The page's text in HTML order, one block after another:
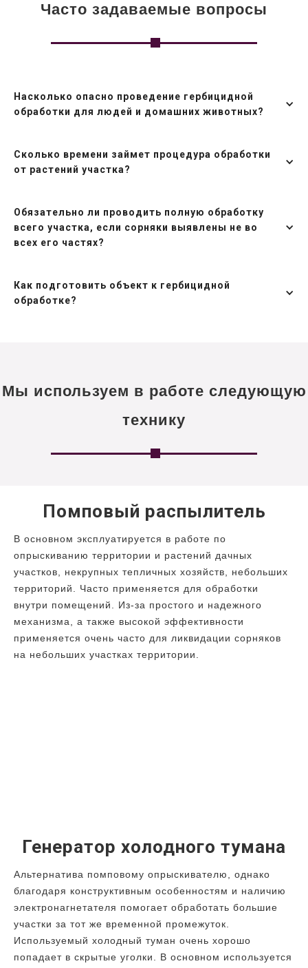
Часто задаваемые вопросы
Насколько опасно проведение гербицидной
обработки для людей и домашних животных?
Сколько времени займет процедура обработки
от растений участка?
Обязательно ли проводить полную обработку
всего участка, если сорняки выявлены не во
всех его частях?
Как подготовить объект к гербицидной
обработке?
Мы используем в работе следующую
технику
Помповый распылитель
В основном эксплуатируется в работе по
опрыскиванию территории и растений дачных
участков, некрупных тепличных хозяйств, небольших
территорий. Часто применяется для обработки
внутри помещений. Из-за простого и надежного
механизма, а также высокой эффективности
применяется очень часто для ликвидации сорняков
на небольших участках территории.
Генератор холодного тумана
Альтернатива помповому опрыскивателю, однако
благодаря конструктивным особенностям и наличию
электронагнетателя помогает обработать большие
участки за тот же временной промежуток.
Используемый холодный туман очень хорошо
попадает в скрытые уголки. В основном используется